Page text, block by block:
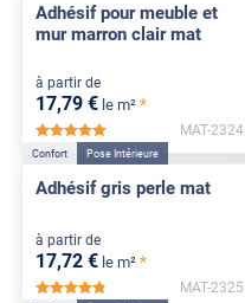
Adhésif pour meuble et
mur marron clair mat
à partir de
17,79 € le m² *
*****
MAT-2324
Confort Pose Intérieure
Adhésif gris perle mat
à partir de
17,72 € le m² *
*****
MAT-2325